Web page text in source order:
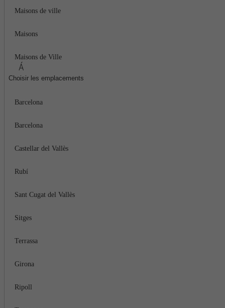
Maisons de ville
Maisons
Maisons de Ville
Á
Choisir les emplacements
Barcelona
Barcelona
Castellar del Vallès
Rubí
Sant Cugat del Vallès
Sitges
Terrassa
Girona
Ripoll